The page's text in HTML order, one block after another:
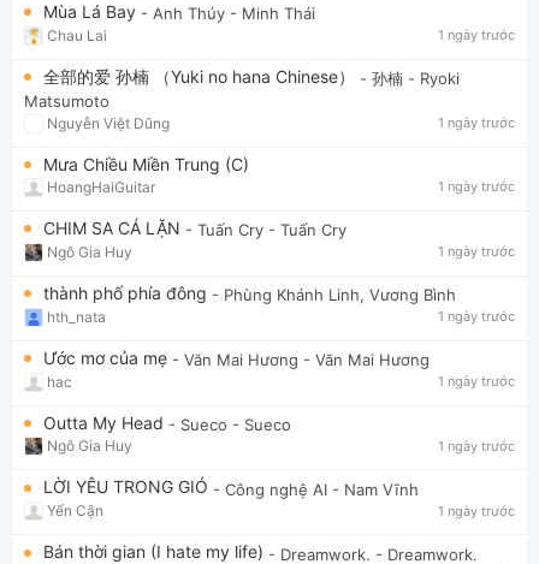
Mùa Lá Bay - Anh Thúy - Minh Thái
Chau Lai 1 ngày trước
全部的爱 孙楠 （Yuki no hana Chinese） - 孙楠 - Ryoki
Matsumoto
Nguyễn Việt Dũng 1 ngày trước
Mưa Chiều Miền Trung (C)
HoangHaiGuitar 1 ngày trước
CHIM SA CÁ LẶN - Tuấn Cry - Tuấn Cry
Ngô Gia Huy 1 ngày trước
thành phố phía đông - Phùng Khánh Linh, Vương Bình
hth_nata 1 ngày trước
Ước mơ của mẹ - Văn Mai Hương - Văn Mai Hương
hac 1 ngày trước
Outta My Head - Sueco - Sueco
Ngô Gia Huy 1 ngày trước
LỜI YÊU TRONG GIÓ - Công nghệ AI - Nam Vĩnh
Yến Cận 1 ngày trước
Bán thời gian (I hate my life) - Dreamwork. - Dreamwork.